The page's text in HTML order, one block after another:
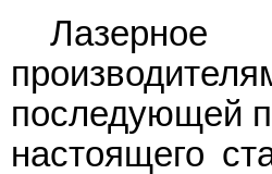
последующей
настоящего